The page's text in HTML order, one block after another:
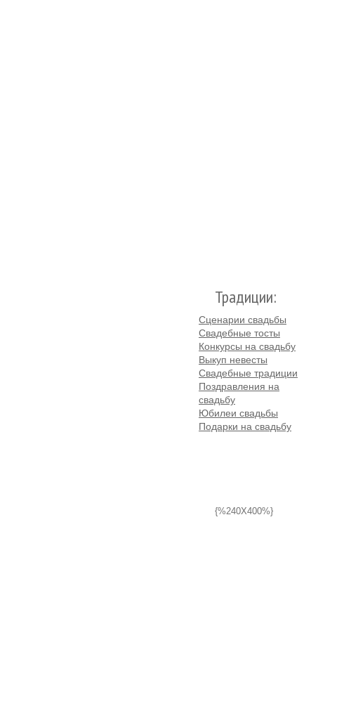
Традиции:
Сценарии свадьбы
Свадебные тосты
Конкурсы на свадьбу
Выкуп невесты
Свадебные традиции
Поздравления на
свадьбу
Юбилеи свадьбы
Подарки на свадьбу
{%240X400%}